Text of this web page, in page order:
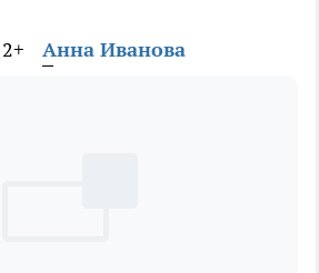
Анна Иванова